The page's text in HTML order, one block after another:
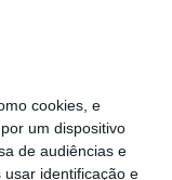
cookies, e
um dispositivo
de audiências e
identificação e
o
em